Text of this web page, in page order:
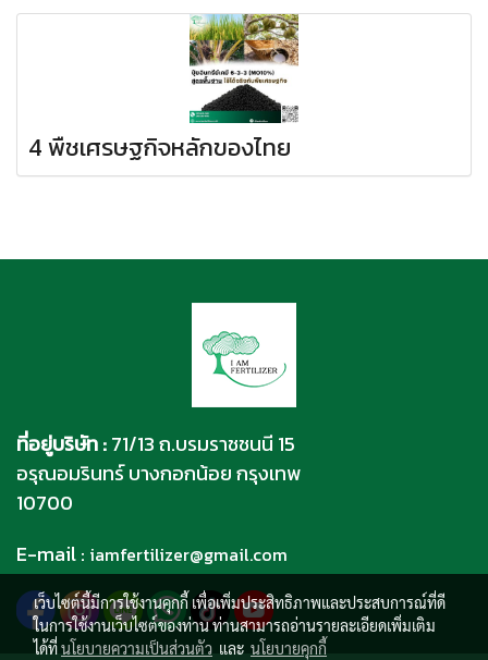
4 พืชเศรษฐกิจหลักของไทย
ที่อยู่บริษัท :71/13 ถ.บรมราชชนนี 15
อรุณอมรินทร์ บางกอกน้อย กรุงเทพ
10700
E-mail : iamfertilizer@gmail.com
เว็บไซต์นี้มีการใช้งานคุกกี้ เพื่อเพิ่มประสิทธิภาพและประสบการณ์ที่ดี
ในการใช้งานเว็บไซต์ของท่าน ท่านสามารถอ่านรายละเอียดเพิ่มเติม
ได้ที่นโยบายความเป็นส่วนตัว และ นโยบายคุกกี้